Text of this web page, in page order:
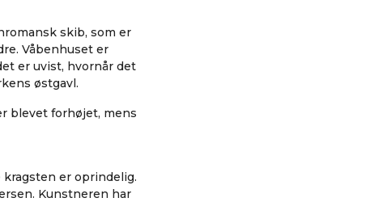
skib, som er
Våbenhuset er
er uvist, hvornår det
østgavl.
blevet forhøjet, mens
er oprindelig.
Kunstneren har